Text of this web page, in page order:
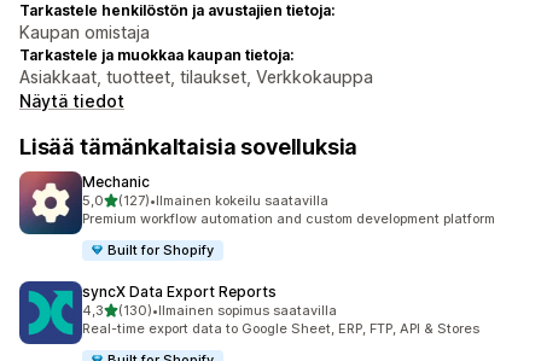
Tarkastele henkilöstön ja avustajien tietoja:
Kaupan omistaja
Tarkastele ja muokkaa kaupan tietoja:
Asiakkaat, tuotteet, tilaukset, Verkkokauppa
Näytä tiedot
Lisää tämänkaltaisia sovelluksia
Mechanic
5,0/ 5 tähteä
(127)
127 arvostelua yhteensä
•Ilmainen kokeilu saatavilla
Premium workflow automation and custom development platform
Built for Shopify
syncX Data Export Reports
4,3/ 5 tähteä
(130)
130 arvostelua yhteensä
•Ilmainen sopimus saatavilla
Real-time export data to Google Sheet, ERP, FTP, API & Stores